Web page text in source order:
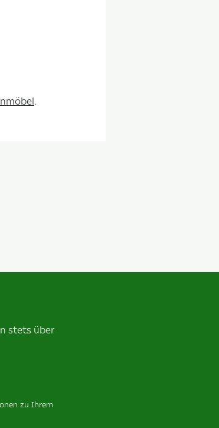
stets über
zu Ihrem